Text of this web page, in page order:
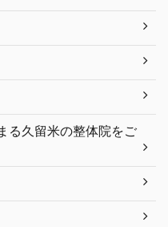
る久留米の整体院をご